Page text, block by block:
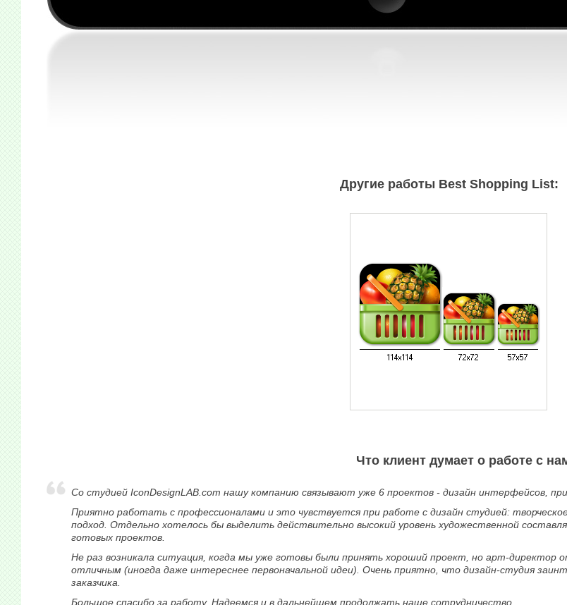
Другие работы Best Shopping List:
Что клиент думает о работе с
Со студией IconDesignLAB.com нашу компанию связывают уже 6 проектов - дизайн интерфейсов,
Приятно работать с профессионалами и это чувствуется при работе с дизайн студией:
подход. Отдельно хотелось бы выделить действительно высокий уровень художественной
готовых проектов.
Не раз возникала ситуация, когда мы уже готовы были принять хороший проект, но арт-директор
отличным (иногда даже интереснее первоначальной идеи). Очень приятно, что дизайн-студия
заказчика.
Большое спасибо за работу. Надеемся и в дальнейшем продолжать наше сотрудничество.